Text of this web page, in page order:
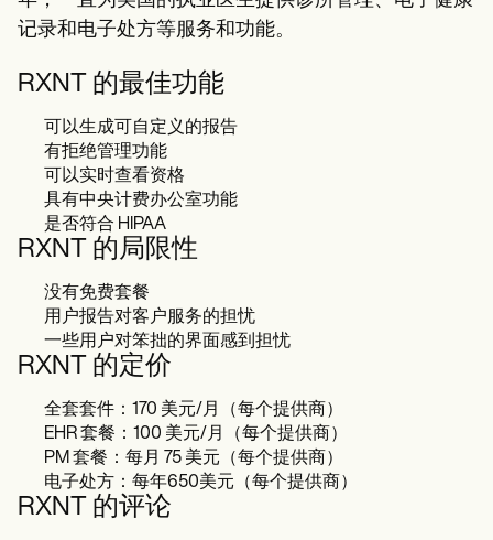
记录和电子处方等服务和功能。
RXNT 的最佳功能
可以生成可自定义的报告
有拒绝管理功能
可以实时查看资格
具有中央计费办公室功能
是否符合 HIPAA
RXNT 的局限性
没有免费套餐
用户报告对客户服务的担忧
一些用户对笨拙的界面感到担忧
RXNT 的定价
全套套件：170 美元/月（每个提供商）
EHR 套餐：100 美元/月（每个提供商）
PM 套餐：每月 75 美元（每个提供商）
电子处方：每年650美元（每个提供商）
RXNT 的评论